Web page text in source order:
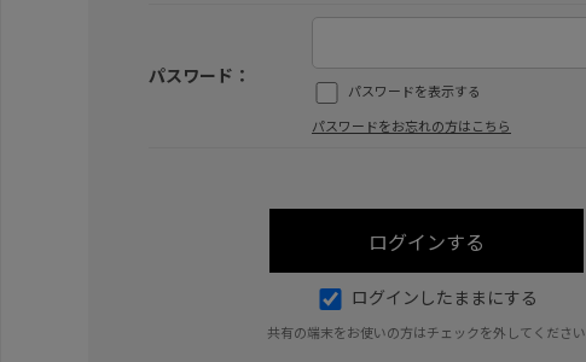
パスワード：
パスワードを表示する
パスワードをお忘れの方はこちら
ログインしたままにする
共有の端末をお使いの方はチェックを外してください